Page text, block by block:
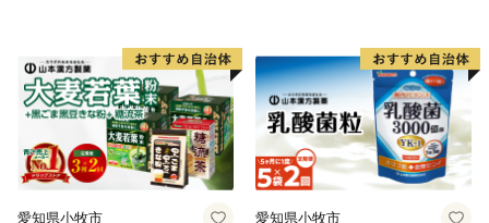
愛知県小牧市 愛知県小牧市